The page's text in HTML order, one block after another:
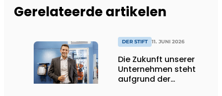
Gerelateerde artikelen
DER STIFT 11. JUNI 2026
Die Zukunft unserer
Unternehmen steht
aufgrund der